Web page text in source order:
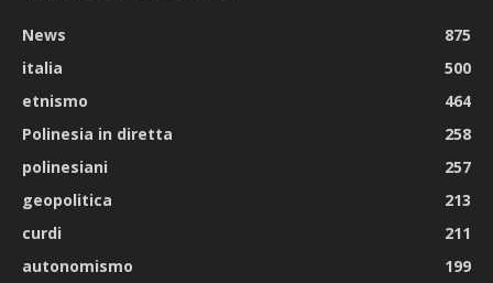
News
875
italia
500
etnismo
464
Polinesia in diretta
258
polinesiani
257
geopolitica
213
curdi
211
autonomismo
199